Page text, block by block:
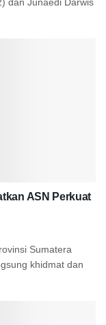
ASN Perkuat
Sumatera
khidmat dan